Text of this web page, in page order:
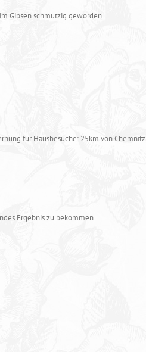
Gipsen schmutzig geworden.
für Hausbesuche: 25km von Chemnitz
Ergebnis zu bekommen.